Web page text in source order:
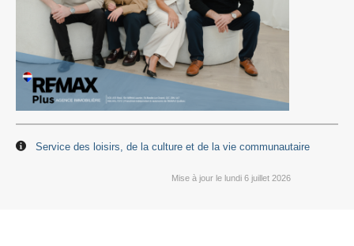
Service des loisirs, de la culture et de la vie communautaire
Mise à jour le lundi 6 juillet 2026